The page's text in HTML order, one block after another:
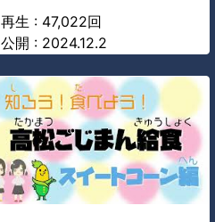
再生 : 47,022回
公開 : 2024.12.2